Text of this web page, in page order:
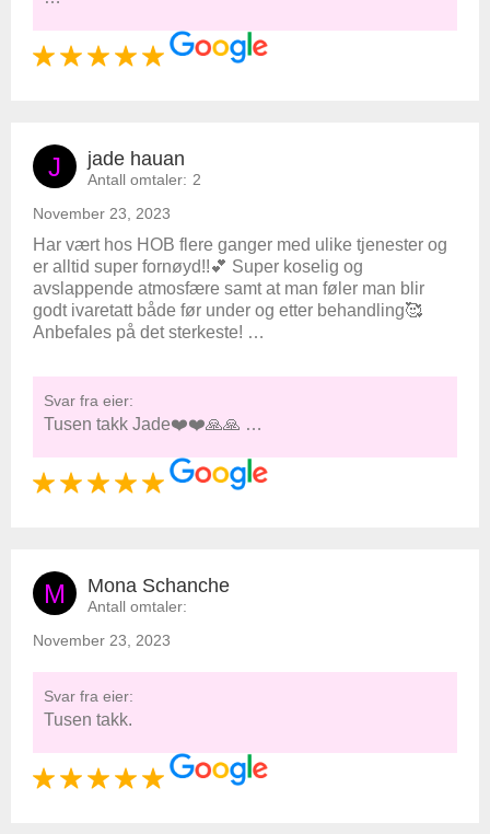
J jade hauan
Antall omtaler: 2
November 23, 2023
Har vært hos HOB flere ganger med ulike tjenester og
er alltid super fornøyd!!💕 Super koselig og
avslappende atmosfære samt at man føler man blir
godt ivaretatt både før under og etter behandling🥰
Anbefales på det sterkeste! …
Svar fra eier:
Tusen takk Jade❤️❤️🙏🙏 …
M Mona Schanche
Antall omtaler:
November 23, 2023
Svar fra eier:
Tusen takk.